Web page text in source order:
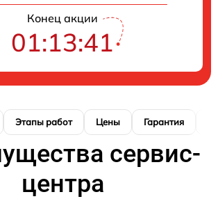
Конец акции
01:13:41
Этапы работ Цены Гарантия
сервис-
центра